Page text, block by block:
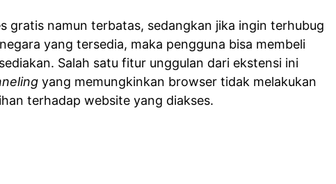
gratis namun terbatas, sedangkan jika ingin terhubug
yang tersedia, maka pengguna bisa membeli
Salah satu fitur unggulan dari ekstensi ini
yang memungkinkan browser tidak melakukan
terhadap website yang diakses.